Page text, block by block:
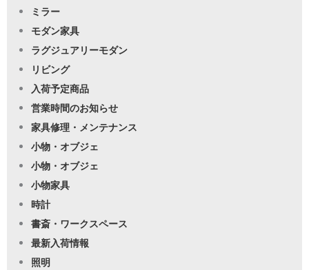
ミラー
モダン家具
ラグジュアリーモダン
リビング
入荷予定商品
営業時間のお知らせ
家具修理・メンテナンス
小物・オブジェ
小物・オブジェ
小物家具
時計
書斎・ワークスペース
最新入荷情報
照明